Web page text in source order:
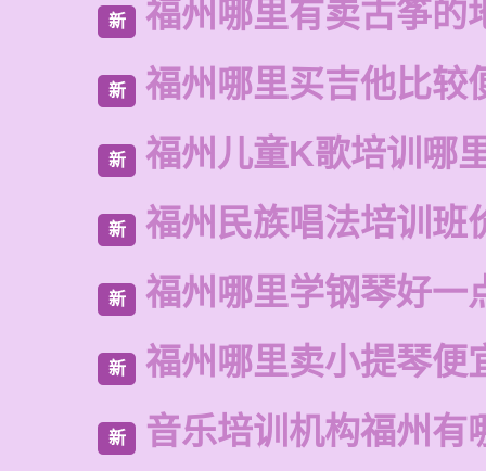
新 福州哪里有卖古筝的
新 福州哪里买吉他比较
新 福州儿童K歌培训哪
新 福州民族唱法培训班
新 福州哪里学钢琴好一
新 福州哪里卖小提琴便
新 音乐培训机构福州有